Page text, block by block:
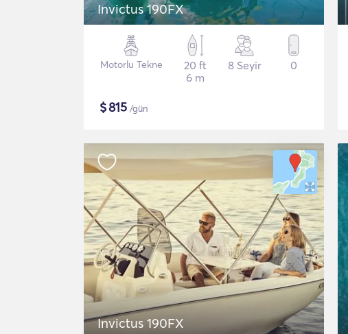
Invictus 190FX
Motorlu Tekne
20 ft
6 m
8 Seyir 0
$815 /gün
Invictus 190FX